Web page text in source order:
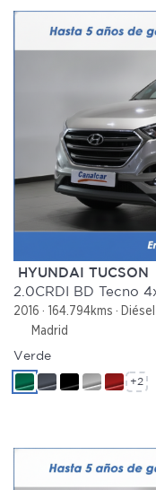
HYUNDAI TUCSON
2.0CRDI BD Tecno
2016 164.794kms Diésel
Madrid
Verde
+2